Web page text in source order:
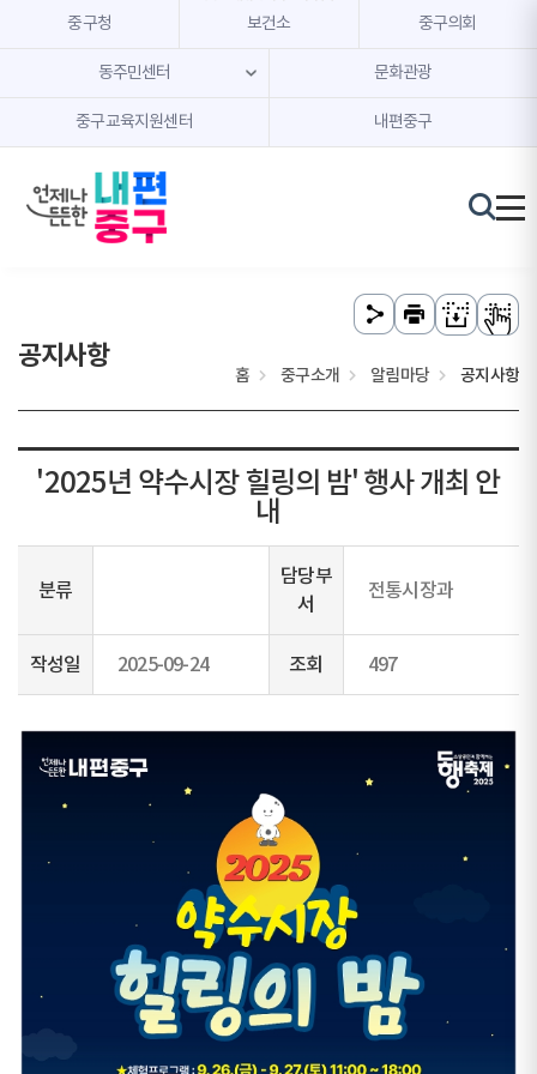
본문 내용 바로가기
주메뉴 바로가기
중구청 보건소 중구의회
동주민센터 문화관광
중구교육지원센터 내편중구
공지사항
홈 중구소개 알림마당 공지사항
'2025년 약수시장 힐링의 밤' 행사 개최 안
내
분류
담당부
서
전통시장과
작성일 2025-09-24 조회 497